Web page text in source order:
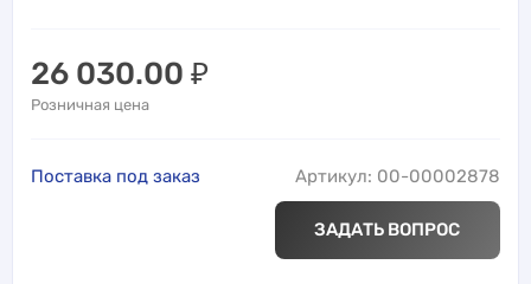
26 030.00 ₽
Розничная цена
Поставка под заказ Артикул: 00-00002878
ЗАДАТЬ ВОПРОС